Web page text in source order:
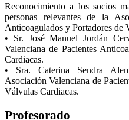
Reconocimiento a los socios
personas relevantes de la
Anticoagulados y Portadores de
• Sr. José Manuel Jordán
Valenciana de Pacientes
Cardiacas.
• Sra. Caterina Sendra
Asociación Valenciana de
Válvulas Cardiacas.
Profesorado